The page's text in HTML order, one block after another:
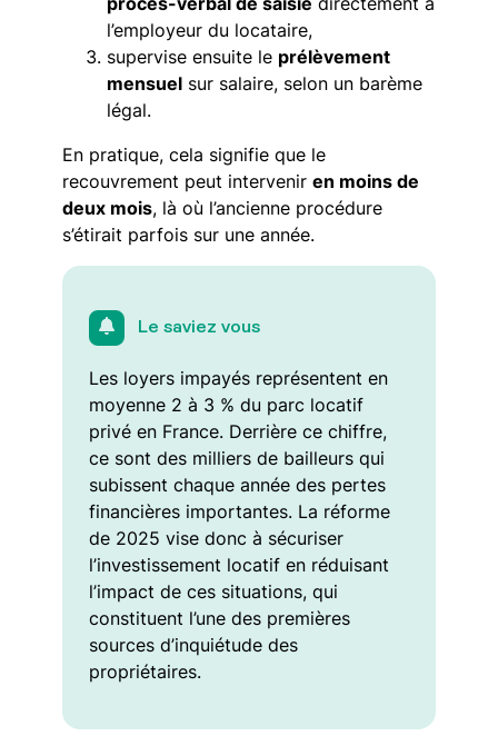
l’employeur du locataire,
supervise ensuite le prélèvement
mensuel sur salaire, selon un barème
légal.
En pratique, cela signifie que le
recouvrement peut intervenir en moins de
deux mois, là où l’ancienne procédure
s’étirait parfois sur une année.
Le saviez vous
Les loyers impayés représentent en
moyenne 2 à 3 % du parc locatif
privé en France. Derrière ce chiffre,
ce sont des milliers de bailleurs qui
subissent chaque année des pertes
financières importantes. La réforme
de 2025 vise donc à sécuriser
l’investissement locatif en réduisant
l’impact de ces situations, qui
constituent l’une des premières
sources d’inquiétude des
propriétaires.